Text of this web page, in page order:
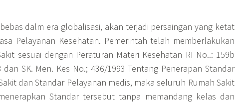
dalm era globalisasi, akan terjadi persaingan yang ketat
Pelayanan Kesehatan. Pemerintah telah memberlakukan
sesuai dengan Peraturan Materi Kesehatan RI No..: 159b
dan SK. Men. Kes No.; 436/1993 Tentang Penerapan Standar
dan Standar Pelayanan medis, maka seluruh Rumah Sakit
Standar tersebut tanpa memandang kelas dan